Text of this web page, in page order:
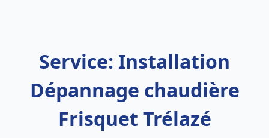
Service: Installation
Dépannage chaudière
Frisquet Trélazé